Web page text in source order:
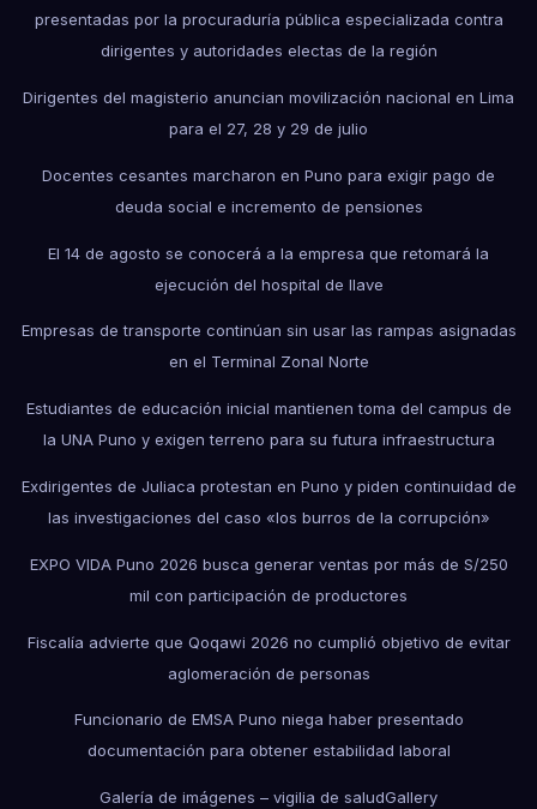
presentadas por la procuraduría pública especializada contra
dirigentes y autoridades electas de la región
Dirigentes del magisterio anuncian movilización nacional en Lima
para el 27, 28 y 29 de julio
Docentes cesantes marcharon en Puno para exigir pago de
deuda social e incremento de pensiones
El 14 de agosto se conocerá a la empresa que retomará la
ejecución del hospital de Ilave
Empresas de transporte continúan sin usar las rampas asignadas
en el Terminal Zonal Norte
Estudiantes de educación inicial mantienen toma del campus de
la UNA Puno y exigen terreno para su futura infraestructura
Exdirigentes de Juliaca protestan en Puno y piden continuidad de
las investigaciones del caso «los burros de la corrupción»
EXPO VIDA Puno 2026 busca generar ventas por más de S/250
mil con participación de productores
Fiscalía advierte que Qoqawi 2026 no cumplió objetivo de evitar
aglomeración de personas
Funcionario de EMSA Puno niega haber presentado
documentación para obtener estabilidad laboral
Galería de imágenes – vigilia de saludGallery